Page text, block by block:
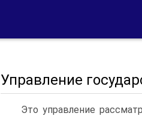
Управление
Это управление